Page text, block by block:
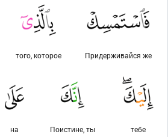
Придерживайся же
того, которое
тебе
Поистине, ты
на